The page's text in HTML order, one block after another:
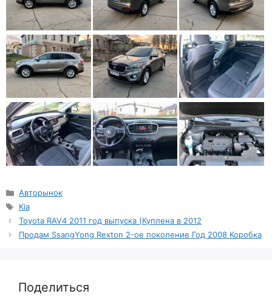
Рубрики
Авторынок
Метки
Kia
Toyota RAV4 2011 год выпуска (Куплена в 2012
Продам SsangYong Rexton 2-ое поколение Год 2008 Коробка
Поделиться